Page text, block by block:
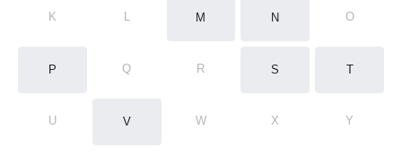
K L M N O
P Q R S T
U V W X Y